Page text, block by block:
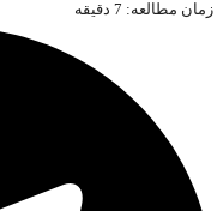
زمان مطالعه: 7 دقیقه